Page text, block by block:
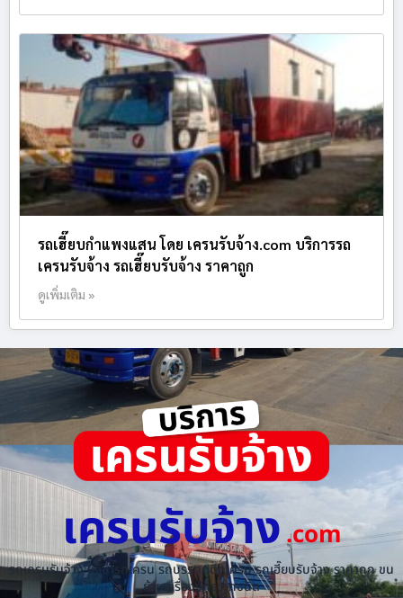
รถเฮี๊ยบกำแพงแสน โดย เครนรับจ้าง.com บริการรถ
เครนรับจ้าง รถเฮี๊ยบรับจ้าง ราคาถูก
ดูเพิ่มเติม »
เครนรับจ้าง.com
รถเครนรับจ้าง ให้เช่ารถเครน รถบรรทุกติดเครน รถเฮี๊ยบรับจ้าง ราคาถูก ขน
ย้ายเครื่องจักร ทุกชนิด